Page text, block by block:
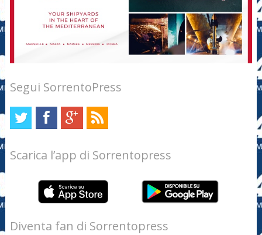
Segui SorrentoPress
Scarica l’app di Sorrentopress
Diventa fan di Sorrentopress